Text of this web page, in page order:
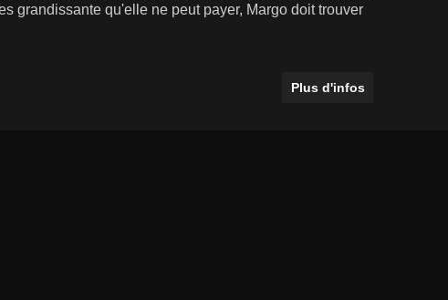
grandissante qu'elle ne peut payer, Margo doit trouver
Plus d'infos